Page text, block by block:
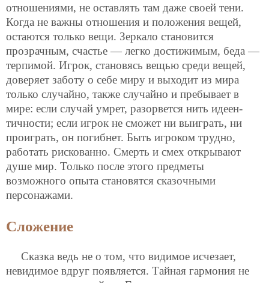
отношениями, не оставлять там даже своей тени.
Когда не важны отношения и положения вещей,
остаются только вещи. Зеркало становится
прозрачным, счастье — легко достижимым, беда —
терпимой. Игрок, становясь вещью среди вещей,
доверяет заботу о себе миру и выходит из мира
только случайно, также случайно и пребывает в
мире: если случай умрет, разорвется нить идеен-
тичности; если игрок не сможет ни выиграть, ни
проиграть, он погибнет. Быть игроком трудно,
работать рискованно. Смерть и смех открывают
душе мир. Только после этого предметы
возможного опыта становятся сказочными
персонажами.
Сложение
Сказка ведь не о том, что видимое исчезает,
невидимое вдруг появляется. Тайная гармония не